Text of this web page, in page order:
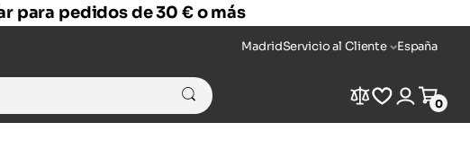
para pedidos de 30 € o más
MadridServicio al Cliente España
Compare
Wishlist
Login
Cart
0